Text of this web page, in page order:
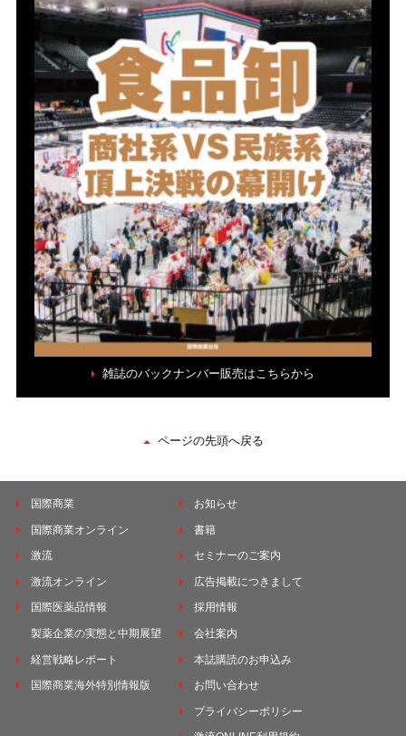
雑誌のバックナンバー販売はこちらから
ページの先頭へ戻る
国際商業
国際商業オンライン
激流
激流オンライン
国際医薬品情報
製薬企業の実態と中期展望
経営戦略レポート
国際商業海外特別情報版
お知らせ
書籍
セミナーのご案内
広告掲載につきまして
採用情報
会社案内
本誌購読のお申込み
お問い合わせ
プライバシーポリシー